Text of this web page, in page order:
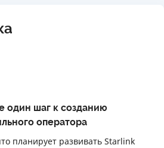
один шаг к созданию
оператора
планирует развивать Starlink